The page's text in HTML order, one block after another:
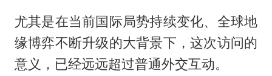
尤其是在当前国际局势持续变化、全球地
缘博弈不断升级的大背景下，这次访问的
意义，已经远远超过普通外交互动。